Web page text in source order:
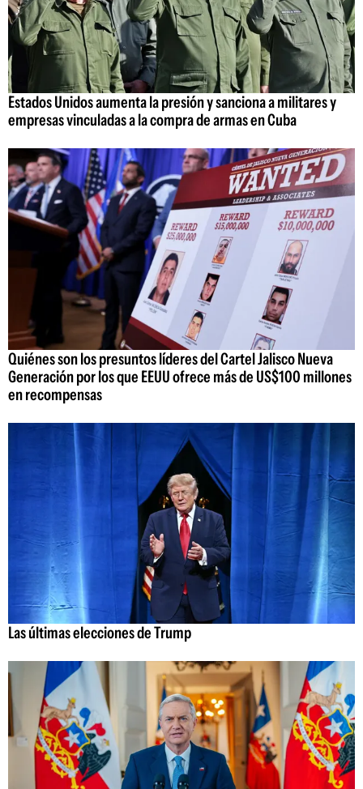
Estados Unidos aumenta la presión y sanciona a militares y
empresas vinculadas a la compra de armas en Cuba
Quiénes son los presuntos líderes del Cartel Jalisco Nueva
Generación por los que EEUU ofrece más de US$100 millones
en recompensas
Las últimas elecciones de Trump